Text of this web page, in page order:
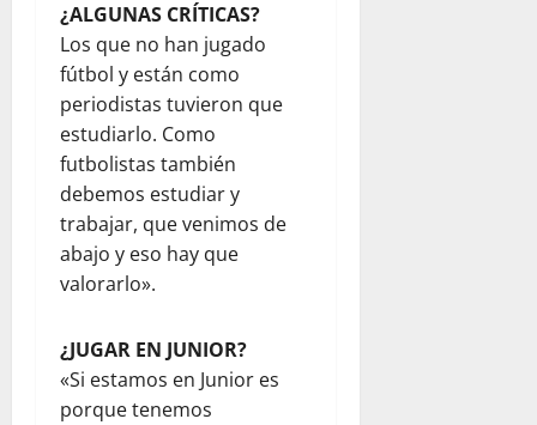
¿ALGUNAS CRÍTICAS?
Los que no han jugado
fútbol y están como
periodistas tuvieron que
estudiarlo. Como
futbolistas también
debemos estudiar y
trabajar, que venimos de
abajo y eso hay que
valorarlo».
¿JUGAR EN JUNIOR?
«Si estamos en Junior es
porque tenemos